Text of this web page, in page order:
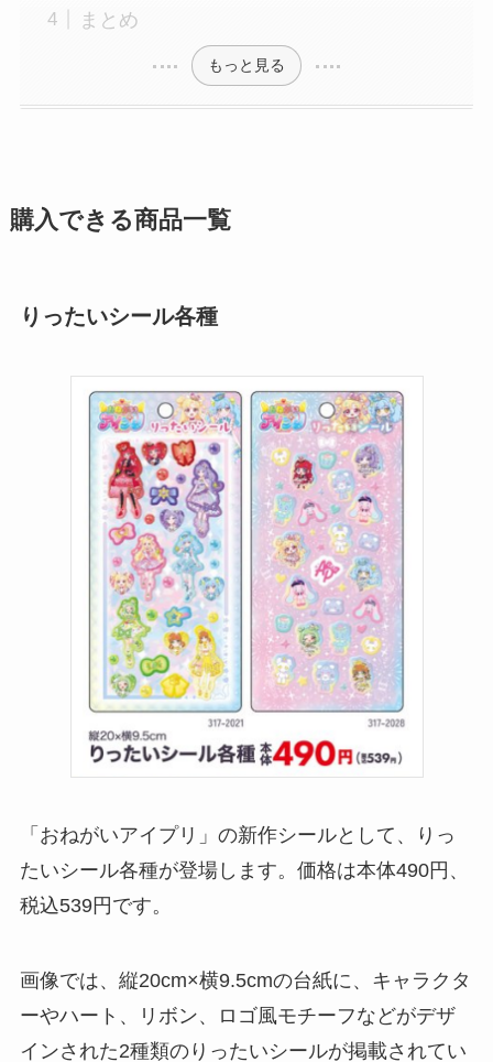
まとめ
もっと見る
購入できる商品一覧
りったいシール各種
「おねがいアイプリ」の新作シールとして、りっ
たいシール各種が登場します。価格は本体490円、
税込539円です。
画像では、縦20cm×横9.5cmの台紙に、キャラクタ
ーやハート、リボン、ロゴ風モチーフなどがデザ
インされた2種類のりったいシールが掲載されてい